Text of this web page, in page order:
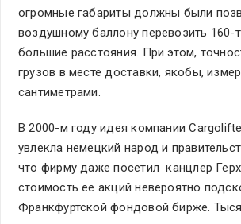
огромные габариты должны были
воздушному баллону перевозить 160-
большие расстояния. При этом,
грузов в месте доставки, якобы,
сантиметрами.
В 2000-м году идея компании
увлекла немецкий народ и
что фирму даже посетил канцлер
стоимость ее акций невероятно
Франкфуртской фондовой бирже.